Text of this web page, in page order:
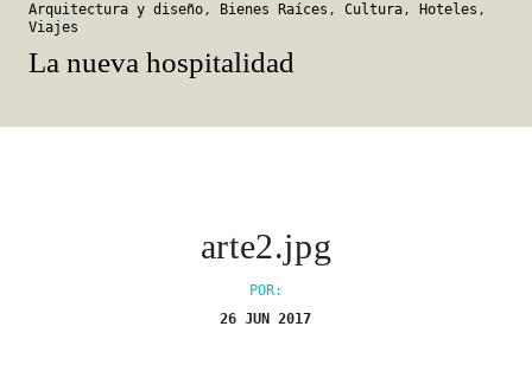
Arquitectura y diseño, Bienes Raíces , Cultura, Hoteles ,
Viajes
La nueva hospitalidad
arte2.jpg
POR:
26 JUN 2017